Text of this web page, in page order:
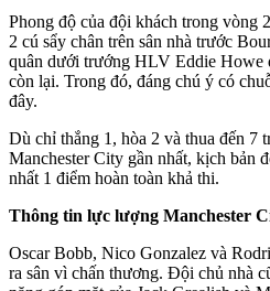
Phong độ của đội khách trong vòng
2 cú sẩy chân trên sân nhà trước
quân dưới trướng HLV Eddie Howe
còn lại. Trong đó, đáng chú ý có
đây.
Dù chỉ thắng 1, hòa 2 và thua đến 7
Manchester City gần nhất, kịch bản
nhất 1 điểm hoàn toàn khả thi.
Thông tin lực lượng Manchester
Oscar Bobb, Nico Gonzalez và
ra sân vì chấn thương. Đội chủ nhà